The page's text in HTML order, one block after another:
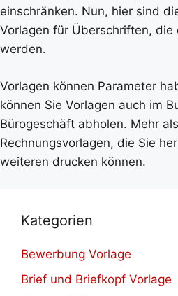
einschränken. Nun, hier sind
Vorlagen für Überschriften,
werden.
Vorlagen können Parameter
können Sie Vorlagen auch im
Bürogeschäft abholen. Mehr
Rechnungsvorlagen, die Sie
weiteren drucken können.
Kategorien
Bewerbung Vorlage
Brief und Briefkopf Vorlage